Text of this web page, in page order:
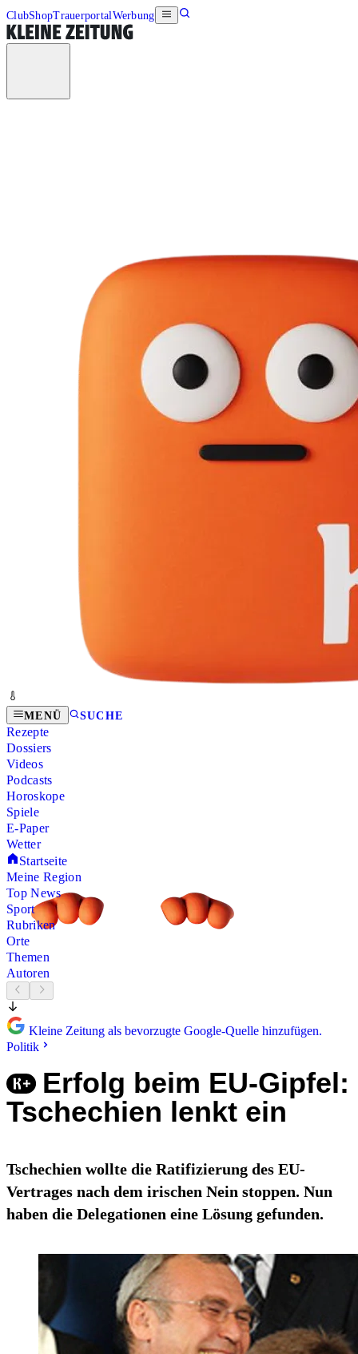
ClubShopTrauerportalWerbung
MENÜ SUCHE
Rezepte
Dossiers
Videos
Podcasts
Horoskope
Spiele
E-Paper
Wetter
Startseite
Meine Region
Top News
Sport
Rubriken
Orte
Themen
Autoren
Kleine Zeitung als bevorzugte Google-Quelle hinzufügen.
Politik
Erfolg beim EU-Gipfel:
Tschechien lenkt ein
Tschechien wollte die Ratifizierung des EU-
Vertrages nach dem irischen Nein stoppen. Nun
haben die Delegationen eine Lösung gefunden.